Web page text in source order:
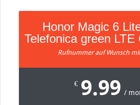
Honor Magic 6
Telefonica green LTE
Rufnummer auf Wunsch
€ 9.99 /